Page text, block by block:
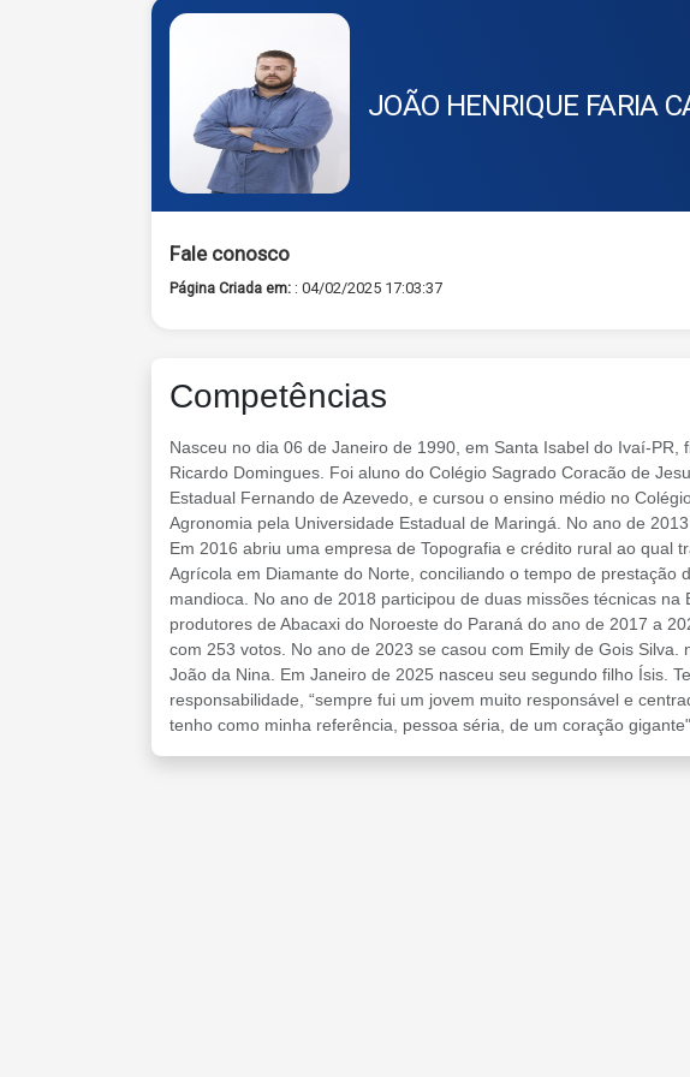
JOÃO HENRIQUE FARIA
Fale conosco
Página Criada em: : 04/02/2025 17:03:37
Competências
Nasceu no dia 06 de Janeiro de 1990, em Santa Isabel do Ivaí-
Ricardo Domingues. Foi aluno do Colégio Sagrado Coracão de
Estadual Fernando de Azevedo, e cursou o ensino médio no
Agronomia pela Universidade Estadual de Maringá. No ano de
Em 2016 abriu uma empresa de Topografia e crédito rural ao qual
Agrícola em Diamante do Norte, conciliando o tempo de prestação
mandioca. No ano de 2018 participou de duas missões técnicas
produtores de Abacaxi do Noroeste do Paraná do ano de 2017 a
com 253 votos. No ano de 2023 se casou com Emily de Gois
João da Nina. Em Janeiro de 2025 nasceu seu segundo filho Ísis.
responsabilidade, “sempre fui um jovem muito responsável e
tenho como minha referência, pessoa séria, de um coração gigante".